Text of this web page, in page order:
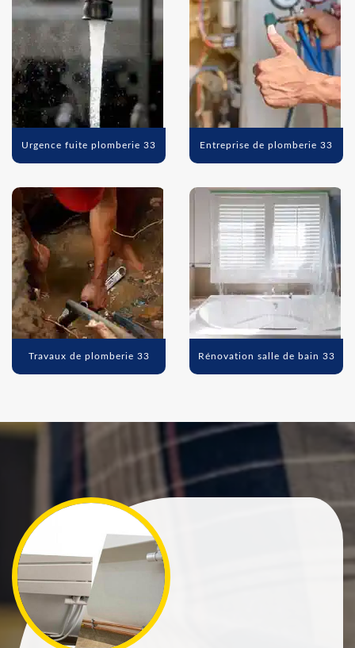
Urgence fuite plomberie 33 Entreprise de plomberie 33
Travaux de plomberie 33 Rénovation salle de bain 33